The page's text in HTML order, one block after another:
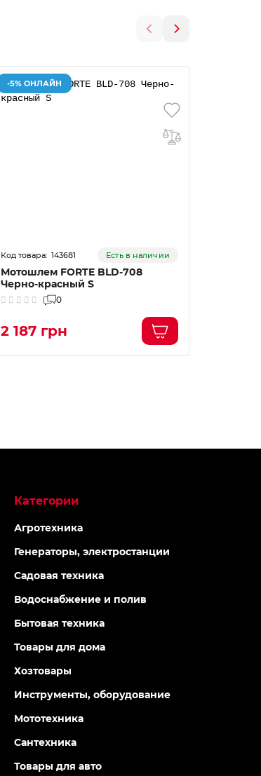
-5% ОНЛАЙН
143681 Есть в наличии
Мотошлем FORTE BLD-708
Черно-красный S
0
2 187 грн
Категории
Агротехника
Генераторы, электростанции
Садовая техника
Водоснабжение и полив
Бытовая техника
Товары для дома
Хозтовары
Инструменты, оборудование
Мототехника
Сантехника
Товары для авто